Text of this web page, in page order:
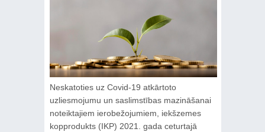
Neskatoties uz Covid-19 atkārtoto
uzliesmojumu un saslimstības mazināšanai
noteiktajiem ierobežojumiem, iekšzemes
kopprodukts (IKP) 2021. gada ceturtajā